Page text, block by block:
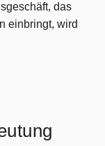
das
einbringt, wird